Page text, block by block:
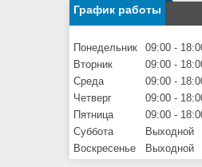
График работы
Понедельник 09:00
Вторник
09:00
Среда
09:00
Четверг
09:00
Пятница
09:00
Суббота
Выходной
Воскресенье
Выходной